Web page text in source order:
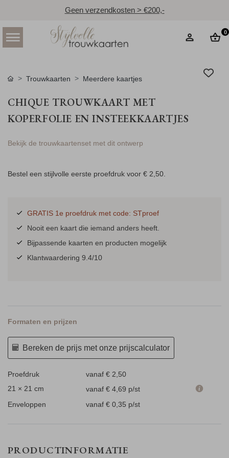
Geen verzendkosten > €200,-
0
Trouwkaarten Meerdere kaartjes
CHIQUE TROUWKAART MET
KOPERFOLIE EN INSTEEKKAARTJES
Bekijk de trouwkaartenset met dit ontwerp
Bestel een stijlvolle eerste proefdruk voor € 2,50.
GRATIS 1e proefdruk met code: STproef
Nooit een kaart die iemand anders heeft.
Bijpassende kaarten en producten mogelijk
Klantwaardering 9.4/10
Formaten en prijzen
Bereken de prijs met onze prijscalculator
Proefdruk
vanaf € 2,50
21 × 21 cm
vanaf € 4,69 p/st
Enveloppen
vanaf € 0,35 p/st
PRODUCTINFORMATIE